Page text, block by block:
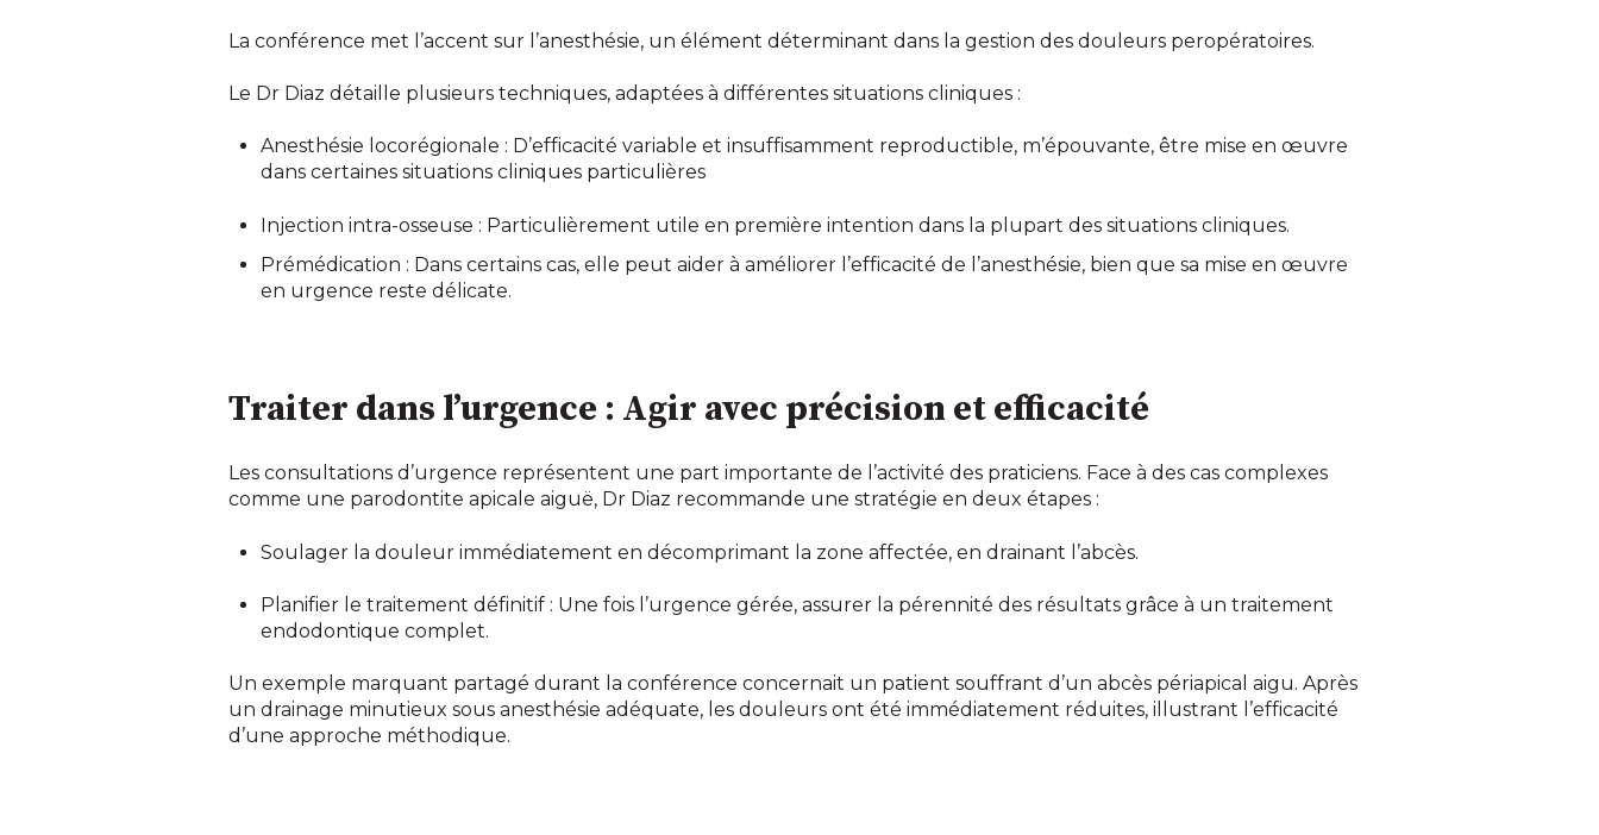
La conférence met l’accent sur l’anesthésie, un élément déterminant dans la gestion des douleurs peropératoires.
Le Dr Diaz détaille plusieurs techniques, adaptées à différentes situations cliniques :
Anesthésie locorégionale : D’efficacité variable et insuffisamment reproductible, m’épouvante, être mise en œuvre
dans certaines situations cliniques particulières
Injection intra-osseuse : Particulièrement utile en première intention dans la plupart des situations cliniques.
Prémédication : Dans certains cas, elle peut aider à améliorer l’efficacité de l’anesthésie, bien que sa mise en œuvre
en urgence reste délicate.
Traiter dans l’urgence : Agir avec précision et efficacité
Les consultations d’urgence représentent une part importante de l’activité des praticiens. Face à des cas complexes
comme une parodontite apicale aiguë, Dr Diaz recommande une stratégie en deux étapes :
Soulager la douleur immédiatement en décomprimant la zone affectée, en drainant l’abcès.
Planifier le traitement définitif : Une fois l’urgence gérée, assurer la pérennité des résultats grâce à un traitement
endodontique complet.
Un exemple marquant partagé durant la conférence concernait un patient souffrant d’un abcès périapical aigu. Après
un drainage minutieux sous anesthésie adéquate, les douleurs ont été immédiatement réduites, illustrant l’efficacité
d’une approche méthodique.